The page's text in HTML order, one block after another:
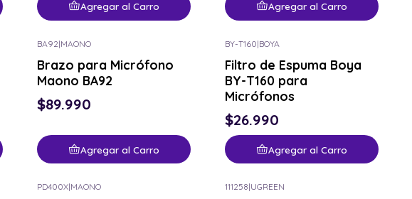
Agregar al Carro Agregar al Carro
BA92|MAONO
Brazo para Micrófono
Maono BA92
$89.990
Agregar al Carro
BY-T160|BOYA
Filtro de Espuma Boya
BY-T160 para
Micrófonos
$26.990
Agregar al Carro
PD400X|MAONO 111258|UGREEN